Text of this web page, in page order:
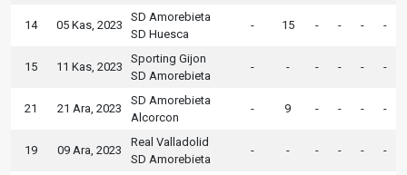
14 05 Kas, 2023
SD Amorebieta
SD Huesca
- 15 - - - -
15 11 Kas, 2023
Sporting Gijon
SD Amorebieta
- - - - - -
21 21 Ara, 2023
SD Amorebieta
Alcorcon
- 9 - - - -
19 09 Ara, 2023
Real Valladolid
SD Amorebieta
- - - - - -